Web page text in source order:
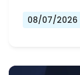
08/07/2026